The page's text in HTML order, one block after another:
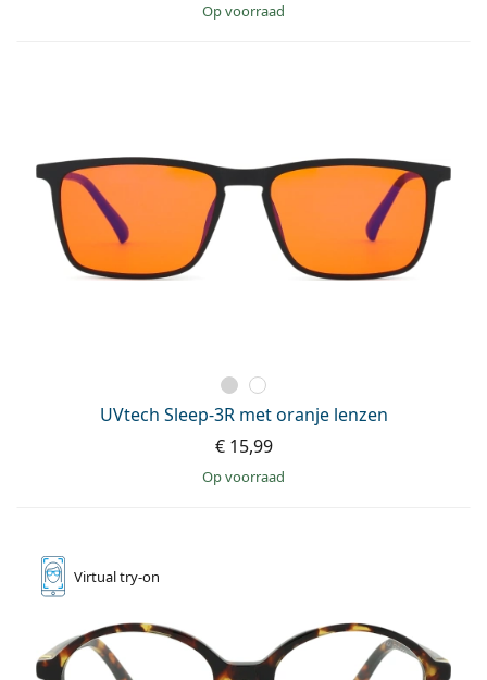
op voorraad
UVtech Sleep-3R met oranje lenzen
€ 15,99
op voorraad
Virtualtry-on